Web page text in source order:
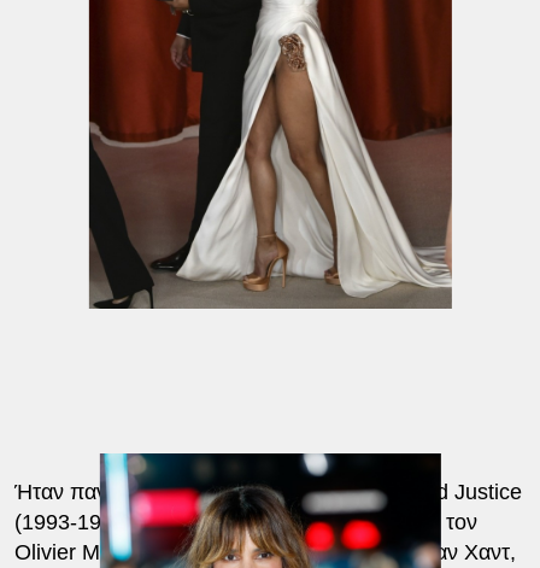
Ήταν παντρεμένη στο παρελθόν με τον David Justice
(1993-1997), τον Eric Benet (2001-2005) και τον
Olivier Martinez (2013-2016). Όσο για τον Βαν Χαντ,